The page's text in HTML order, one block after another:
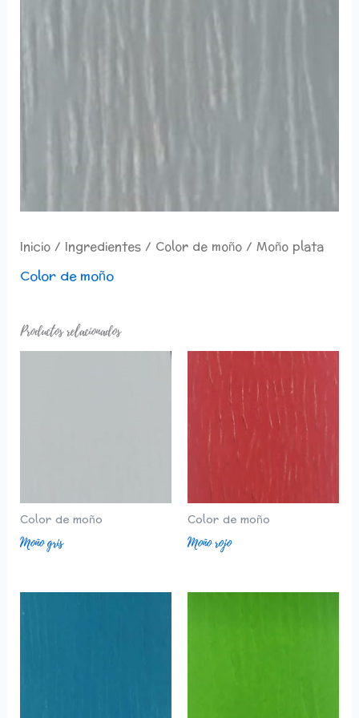
Inicio/ Ingredientes/ Color de moño/ Moño plata
Color de moño
Productos relacionados
Color de moño
Moño gris
Color de moño
Moño rojo